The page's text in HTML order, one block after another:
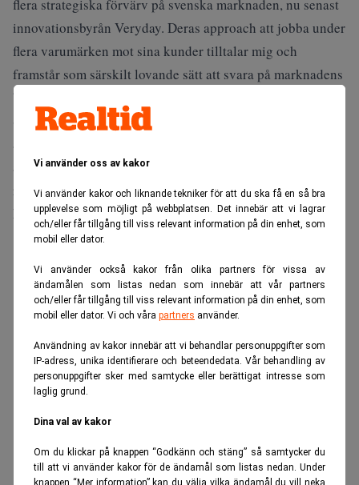
Vi använder oss av kakor
Vi använder kakor och liknande tekniker för att du ska få en så bra
upplevelse som möjligt på webbplatsen. Det innebär att vi lagrar
och/eller får tillgång till viss relevant information på din enhet, som
mobil eller dator.
Vi använder också kakor från olika partners för vissa av
ändamålen som listas nedan som innebär att vår partners
och/eller får tillgång till viss relevant information på din enhet, som
mobil eller dator. Vi och våra partners använder.
Användning av kakor innebär att vi behandlar personuppgifter som
IP-adress, unika identifierare och beteendedata. Vår behandling av
personuppgifter sker med samtycke eller berättigat intresse som
laglig grund.
Dina val av kakor
Om du klickar på knappen “Godkänn och stäng” så samtycker du
till att vi använder kakor för de ändamål som listas nedan. Under
knappen “Mer information” kan du välja vilka ändamål du vill neka
flera strategiska förvärv på svenska marknaden, nu senast
innovationsbyrån Veryday. Deras approach att jobba under
flera varumärken mot sina kunder tilltalar mig och
framstår som särskilt lovande sätt att svara på marknadens
behov.
Sofia Edvardsen förutspår att affärsjuristen redan på fem
års sikt arbetar mer med strategisk rådgivning och
affärsutveckling än traditionella leveranser av juridiska
råd som sker idag. En intensivare teknikutveckling ställer
krav på kortare beslutsprocess.
ANNONS